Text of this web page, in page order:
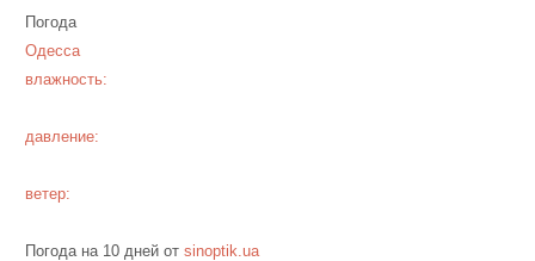
Погода
Одесса
влажность:
давление:
ветер:
Погода на 10 дней от sinoptik.ua